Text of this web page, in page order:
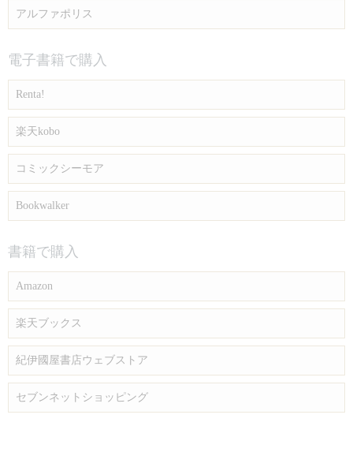
アルファポリス
電子書籍で購入
Renta!
楽天kobo
コミックシーモア
Bookwalker
書籍で購入
Amazon
楽天ブックス
紀伊國屋書店ウェブストア
セブンネットショッピング